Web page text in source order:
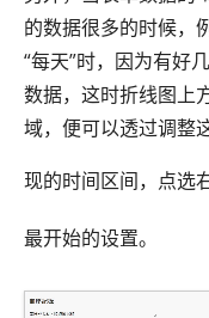
的数据很多的时候，
“每天”时，因为有好
数据，这时折线图上
域，便可以透过调整
现的时间区间，点选
最开始的设置。